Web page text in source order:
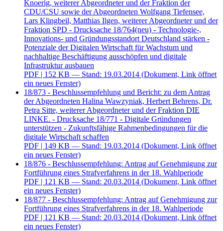
Knoerig, weiterer Abgeordneter und der Fraktion der
CDU/CSU sowie der Abgeordneten Wolfgang Tiefensee,
Lars Klingbeil, Matthias Ilgen, weiterer Abgeordneter und der
Fraktion SPD - Drucksache 18/764(neu) - Technologie-,
Innovations- und Gründungsstandort Deutschland stärken -
Potenziale der Digitalen Wirtschaft für Wachstum und
nachhaltige Beschäftigung ausschöpfen und digitale
Infrastruktur ausbauen
PDF | 152 KB — Stand: 19.03.2014 (Dokument, Link öffnet
ein neues Fenster)
18/873 - Beschlussempfehlung und Bericht: zu dem Antrag
der Abgeordneten Halina Wawzyniak, Herbert Behrens, Dr.
Petra Sitte, weiterer Abgeordneter und der Fraktion DIE
LINKE. - Drucksache 18/771 - Digitale Gründungen
unterstützen - Zukunftsfähige Rahmenbedingungen für die
digitale Wirtschaft schaffen
PDF | 149 KB — Stand: 19.03.2014 (Dokument, Link öffnet
ein neues Fenster)
18/876 - Beschlussempfehlung: Antrag auf Genehmigung zur
Fortführung eines Strafverfahrens in der 18. Wahlperiode
PDF | 121 KB — Stand: 20.03.2014 (Dokument, Link öffnet
ein neues Fenster)
18/877 - Beschlussempfehlung: Antrag auf Genehmigung zur
Fortführung eines Strafverfahrens in der 18. Wahlperiode
PDF | 121 KB — Stand: 20.03.2014 (Dokument, Link öffnet
ein neues Fenster)